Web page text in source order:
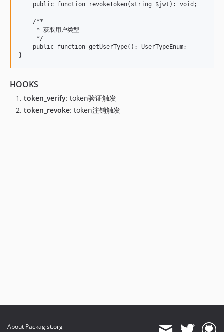
    public function revokeToken(string $jwt): void;
    /**
     * 获取用户类型
     */
    public function getUserType(): UserTypeEnum;
HOOKS
token_verify: token验证触发
token_revoke: token注销触发
About Packagist.org